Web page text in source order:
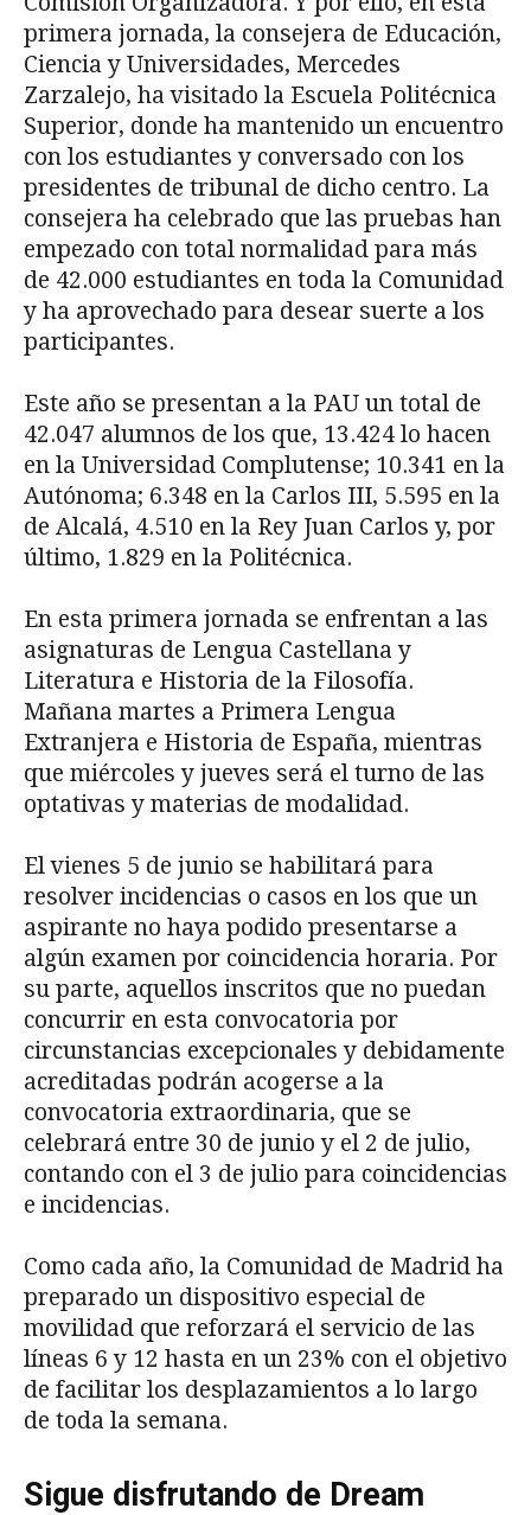
primera jornada, la consejera de Educación,
Ciencia y Universidades, Mercedes
Zarzalejo, ha visitado la Escuela Politécnica
Superior, donde ha mantenido un encuentro
con los estudiantes y conversado con los
presidentes de tribunal de dicho centro. La
consejera ha celebrado que las pruebas han
empezado con total normalidad para más
de 42.000 estudiantes en toda la Comunidad
y ha aprovechado para desear suerte a los
participantes.
Este año se presentan a la PAU un total de
42.047 alumnos de los que, 13.424 lo hacen
en la Universidad Complutense; 10.341 en la
Autónoma; 6.348 en la Carlos III, 5.595 en la
de Alcalá, 4.510 en la Rey Juan Carlos y, por
último, 1.829 en la Politécnica.
En esta primera jornada se enfrentan a las
asignaturas de Lengua Castellana y
Literatura e Historia de la Filosofía.
Mañana martes a Primera Lengua
Extranjera e Historia de España, mientras
que miércoles y jueves será el turno de las
optativas y materias de modalidad.
El vienes 5 de junio se habilitará para
resolver incidencias o casos en los que un
aspirante no haya podido presentarse a
algún examen por coincidencia horaria. Por
su parte, aquellos inscritos que no puedan
concurrir en esta convocatoria por
circunstancias excepcionales y debidamente
acreditadas podrán acogerse a la
convocatoria extraordinaria, que se
celebrará entre 30 de junio y el 2 de julio,
contando con el 3 de julio para coincidencias
e incidencias.
Como cada año, la Comunidad de Madrid ha
preparado un dispositivo especial de
movilidad que reforzará el servicio de las
líneas 6 y 12 hasta en un 23% con el objetivo
de facilitar los desplazamientos a lo largo
de toda la semana.
Sigue disfrutando de Dream